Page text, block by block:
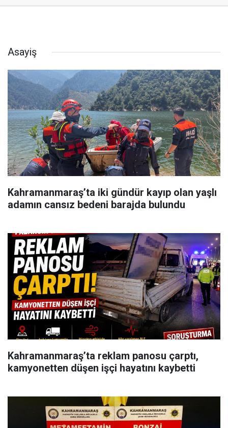
Asayiş
Kahramanmaraş’ta iki gündür kayıp olan yaşlı
adamın cansız bedeni barajda bulundu
Kahramanmaraş’ta reklam panosu çarptı,
kamyonetten düşen işçi hayatını kaybetti